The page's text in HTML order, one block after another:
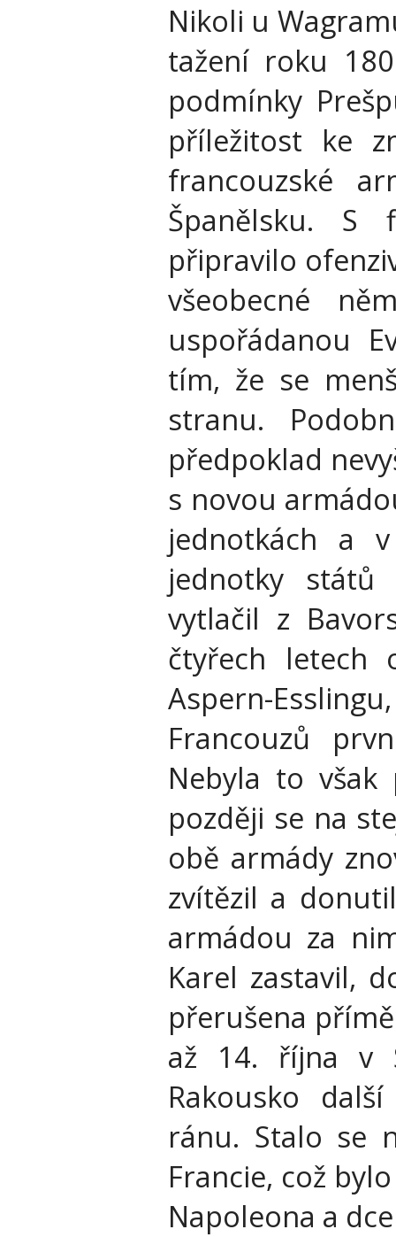
Nikoli u
tažení roku
podmínky
příležitost ke
francouzské
Španělsku. S
připravilo
všeobecné
uspořádanou
tím, že se
stranu.
předpoklad
s novou
jednotkách a
jednotky států
vytlačil z
čtyřech letech
Aspern-
Francouzů
Nebyla to
později se na
obě armády
zvítězil a
armádou za
Karel zastavil,
přerušena
až 14. října v
Rakousko
ránu. Stalo se
Francie, což
Napoleona a